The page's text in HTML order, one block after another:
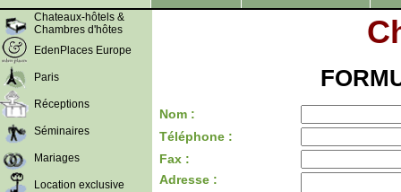
Chateaux-hôtels &
Chambres d'hôtes
EdenPlaces Europe
Paris
Réceptions
Séminaires
Mariages
Location exclusive
Nom :
Téléphone :
Fax :
Adresse :